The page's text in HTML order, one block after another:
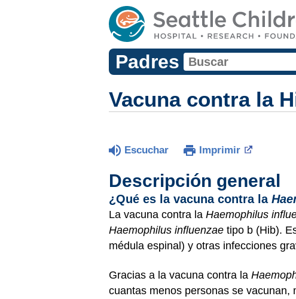
Padres
Vacuna contra la
Escuchar Imprimir
Descripción general
¿Qué es la vacuna contra la
La vacuna contra la Haemophilus
Haemophilus influenzae tipo b (Hib).
médula espinal) y otras infecciones
Gracias a la vacuna contra la
cuantas menos personas se